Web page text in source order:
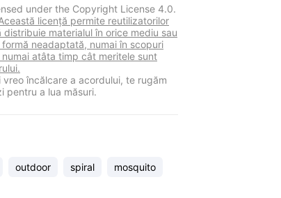
under the Copyright License 4.0.
licență permite reutilizatorilor
distribuie materialul în orice mediu sau
neadaptată, numai în scopuri
numai atâta timp cât meritele sunt
vreo încălcare a acordului, te rugăm
pentru a lua măsuri.
outdoor spiral mosquito